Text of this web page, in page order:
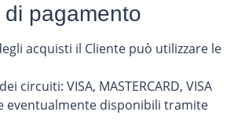
pagamento
acquisti il Cliente può utilizzare le
circuiti: VISA, MASTERCARD, VISA
eventualmente disponibili tramite